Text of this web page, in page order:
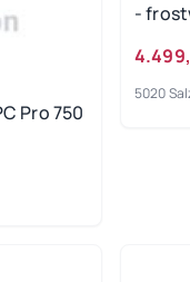
Pro 750
-
5020